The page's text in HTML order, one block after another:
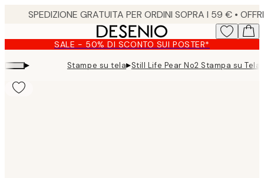
content.
SALE - 50% DI SCONTO SUI POSTER*
▸ Stampe su tela▸Still Life Pear No2 Stampa su Tela